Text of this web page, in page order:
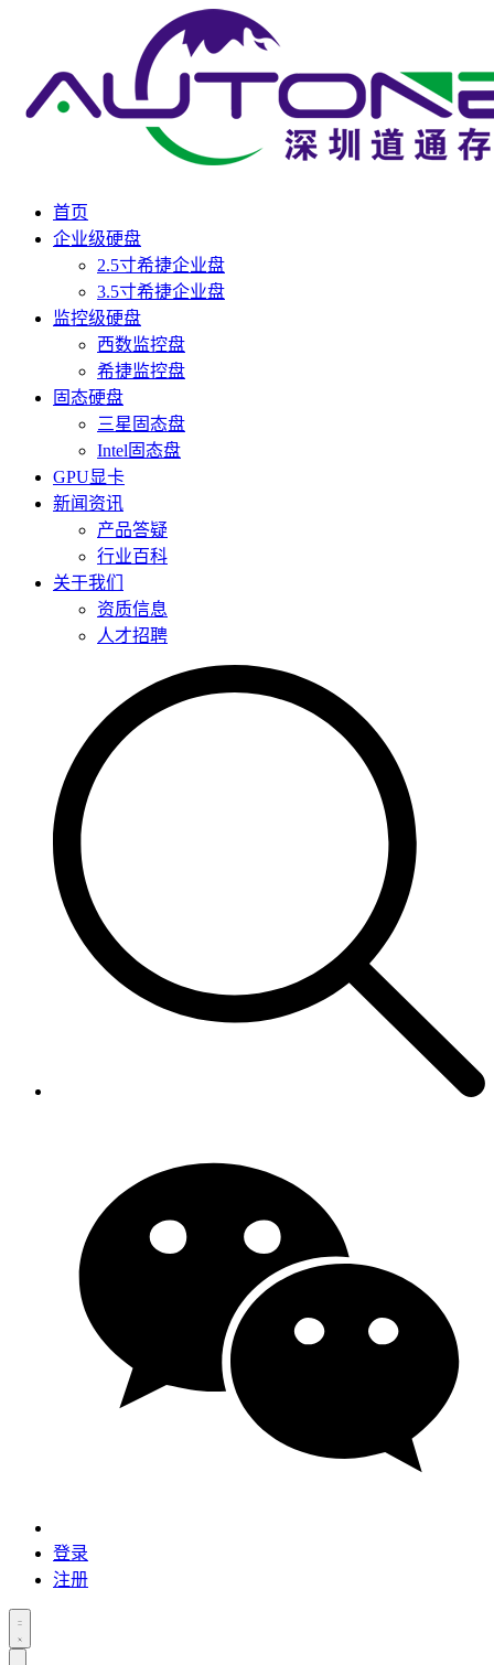
首页
企业级硬盘
2.5寸希捷企业盘
3.5寸希捷企业盘
监控级硬盘
西数监控盘
希捷监控盘
固态硬盘
三星固态盘
Intel固态盘
GPU显卡
新闻资讯
产品答疑
行业百科
关于我们
资质信息
人才招聘
登录
注册